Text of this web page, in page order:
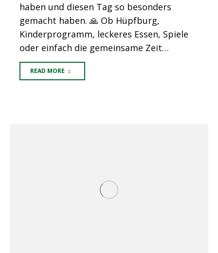
haben und diesen Tag so besonders
gemacht haben. 🙏 Ob Hüpfburg,
Kinderprogramm, leckeres Essen, Spiele
oder einfach die gemeinsame Zeit…
READ MORE